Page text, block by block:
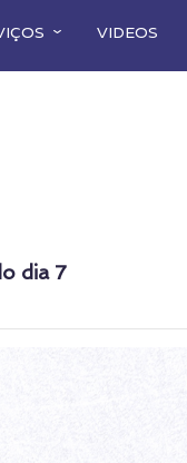
VIDEOS
dia 7